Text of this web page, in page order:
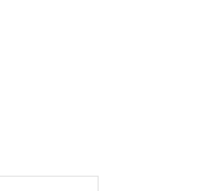
& GPS